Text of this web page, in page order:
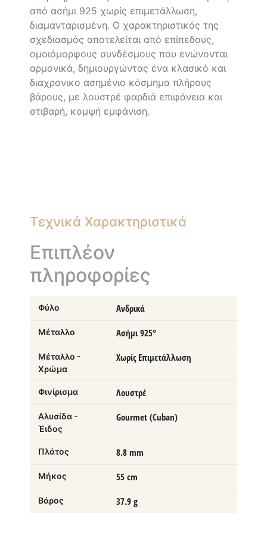
από ασήμι 925 χωρίς επιμετάλλωση,
διαμανταρισμένη. Ο χαρακτηριστικός της
σχεδιασμός αποτελείται από επίπεδους,
ομοιόμορφους συνδέσμους που ενώνονται
αρμονικά, δημιουργώντας ένα κλασικό και
διαχρονικο ασημένιο κόσμημα πλήρους
βάρους, με λουστρέ φαρδιά επιφάνεια και
στιβαρή, κομψή εμφάνιση.
Τεχνικά Χαρακτηριστικά
Επιπλέον
πληροφορίες
Φύλο Ανδρικά
Μέταλλο Ασήμι 925°
Μέταλλο -
Χρώμα
Χωρίς Επιμετάλλωση
Φινίρισμα Λουστρέ
Αλυσίδα -
Έιδος
Gourmet (Cuban)
Πλάτος 8.8 mm
Μήκος 55 cm
Βάρος 37.9 g